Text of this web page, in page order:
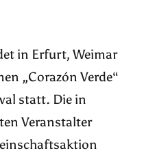
in Erfurt, Weimar
„Corazón Verde“
statt. Die in
Veranstalter